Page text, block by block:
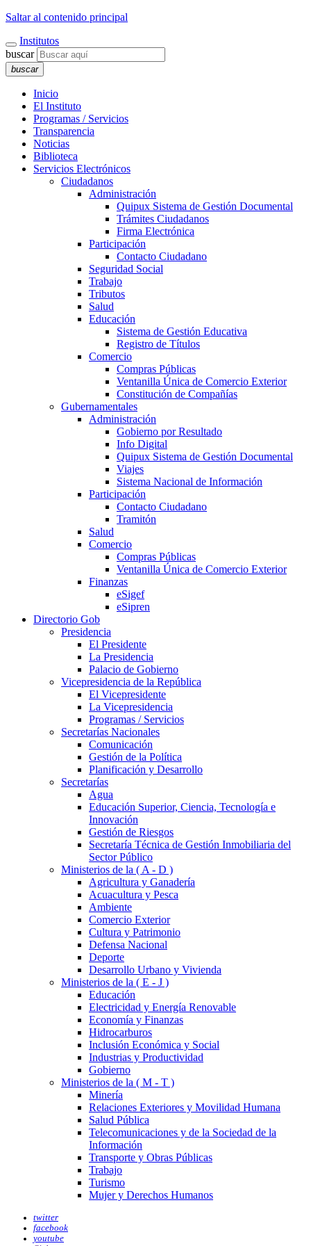
Saltar al contenido principal
Institutos
buscar
buscar
Inicio
El Instituto
Programas / Servicios
Transparencia
Noticias
Biblioteca
Servicios Electrónicos
Ciudadanos
Administración
Quipux Sistema de Gestión Documental
Trámites Ciudadanos
Firma Electrónica
Participación
Contacto Ciudadano
Seguridad Social
Trabajo
Tributos
Salud
Educación
Sistema de Gestión Educativa
Registro de Títulos
Comercio
Compras Públicas
Ventanilla Única de Comercio Exterior
Constitución de Compañías
Gubernamentales
Administración
Gobierno por Resultado
Info Digital
Quipux Sistema de Gestión Documental
Viajes
Sistema Nacional de Información
Participación
Contacto Ciudadano
Tramitón
Salud
Comercio
Compras Públicas
Ventanilla Única de Comercio Exterior
Finanzas
eSigef
eSipren
Directorio Gob
Presidencia
El Presidente
La Presidencia
Palacio de Gobierno
Vicepresidencia de la República
El Vicepresidente
La Vicepresidencia
Programas / Servicios
Secretarías Nacionales
Comunicación
Gestión de la Política
Planificación y Desarrollo
Secretarías
Agua
Educación Superior, Ciencia, Tecnología e
Innovación
Gestión de Riesgos
Secretaría Técnica de Gestión Inmobiliaria del
Sector Público
Ministerios de la ( A - D )
Agricultura y Ganadería
Acuacultura y Pesca
Ambiente
Comercio Exterior
Cultura y Patrimonio
Defensa Nacional
Deporte
Desarrollo Urbano y Vivienda
Ministerios de la ( E - J )
Educación
Electricidad y Energía Renovable
Economía y Finanzas
Hidrocarburos
Inclusión Económica y Social
Industrias y Productividad
Gobierno
Ministerios de la ( M - T )
Minería
Relaciones Exteriores y Movilidad Humana
Salud Pública
Telecomunicaciones y de la Sociedad de la
Información
Transporte y Obras Públicas
Trabajo
Turismo
Mujer y Derechos Humanos
twitter
facebook
youtube